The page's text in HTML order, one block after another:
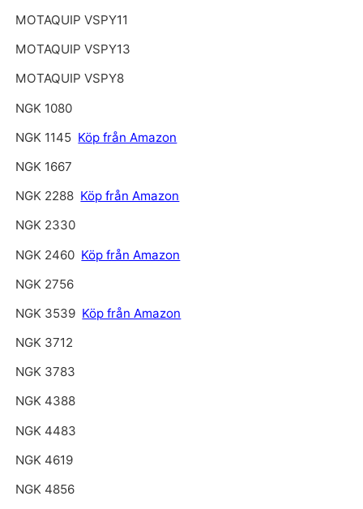
MOTAQUIP VSPY11
MOTAQUIP VSPY13
MOTAQUIP VSPY8
NGK 1080
NGK 1145 Köp från Amazon
NGK 1667
NGK 2288 Köp från Amazon
NGK 2330
NGK 2460 Köp från Amazon
NGK 2756
NGK 3539 Köp från Amazon
NGK 3712
NGK 3783
NGK 4388
NGK 4483
NGK 4619
NGK 4856